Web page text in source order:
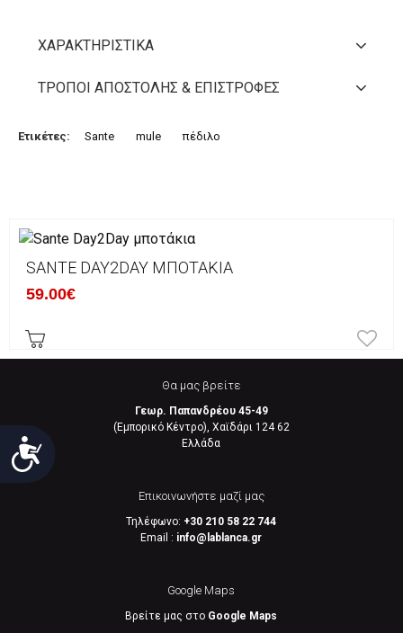
Προσιτότητα
ΧΑΡΑΚΤΗΡΙΣΤΙΚΆ
ΤΡΌΠΟΙ ΑΠΟΣΤΟΛΉΣ & ΕΠΙΣΤΡΟΦΈΣ
Ετικέτες: Sante mule πέδιλο
SANTE DAY2DAY ΜΠΟΤΆΚΙΑ
59.00€
Θα μας βρείτε
Γεωρ. Παπανδρέου 45-49
(Εμπορικό Κέντρο), Χαϊδάρι 124 62
Eλλάδα
Επικοινωνήστε μαζί μας
Τηλέφωνο: +30 210 58 22 744
Email : info@lablanca.gr
Google Maps
Βρείτε μας στο Google Maps